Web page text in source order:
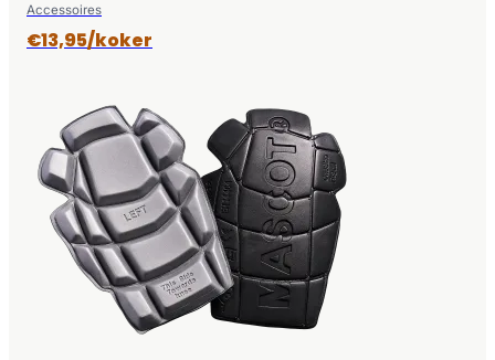
Accessoires
€13,95/koker